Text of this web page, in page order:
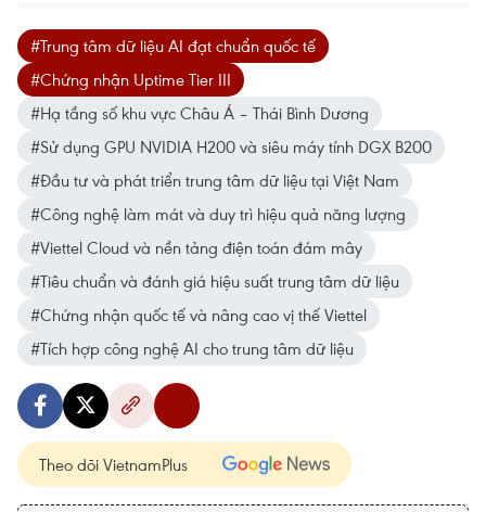
#Trung tâm dữ liệu AI đạt chuẩn quốc tế
#Chứng nhận Uptime Tier III
#Hạ tầng số khu vực Châu Á – Thái Bình Dương
#Sử dụng GPU NVIDIA H200 và siêu máy tính DGX B200
#Đầu tư và phát triển trung tâm dữ liệu tại Việt Nam
#Công nghệ làm mát và duy trì hiệu quả năng lượng
#Viettel Cloud và nền tảng điện toán đám mây
#Tiêu chuẩn và đánh giá hiệu suất trung tâm dữ liệu
#Chứng nhận quốc tế và nâng cao vị thế Viettel
#Tích hợp công nghệ AI cho trung tâm dữ liệu
Theo dõi VietnamPlus